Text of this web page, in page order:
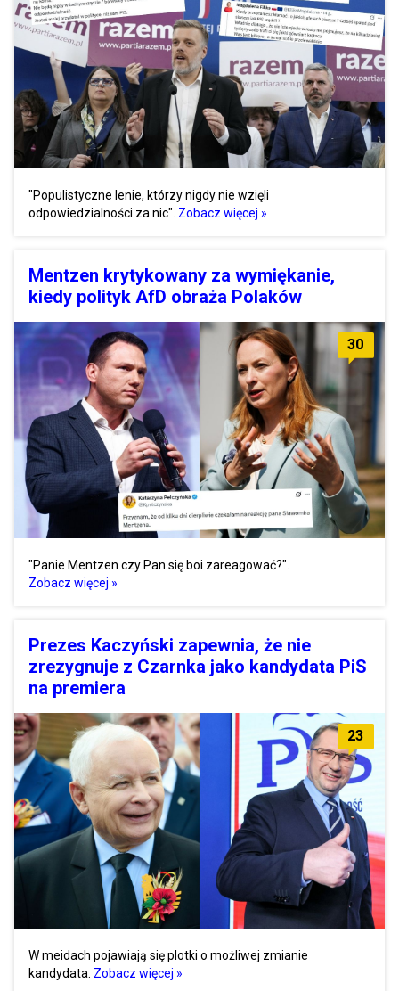
"Populistyczne lenie, którzy nigdy nie wzięli
odpowiedzialności za nic". Zobacz więcej »
Mentzen krytykowany za wymiękanie,
kiedy polityk AfD obraża Polaków
30
"Panie Mentzen czy Pan się boi zareagować?".
Zobacz więcej »
Prezes Kaczyński zapewnia, że nie
zrezygnuje z Czarnka jako kandydata PiS
na premiera
23
W meidach pojawiają się plotki o możliwej zmianie
kandydata. Zobacz więcej »